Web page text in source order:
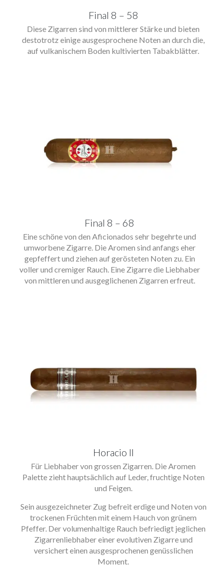
Final 8 – 58
Diese Zigarren sind von mittlerer Stärke und bieten
destotrotz einige ausgesprochene Noten an durch die,
auf vulkanischem Boden kultivierten Tabakblätter.
Final 8 – 68
Eine schöne von den Aficionados sehr begehrte und
umworbene Zigarre. Die Aromen sind anfangs eher
gepfeffert und ziehen auf gerösteten Noten zu. Ein
voller und cremiger Rauch. Eine Zigarre die Liebhaber
von mittleren und ausgeglichenen Zigarren erfreut.
Horacio II
Für Liebhaber von grossen Zigarren. Die Aromen
Palette zieht hauptsächlich auf Leder, fruchtige Noten
und Feigen.
Sein ausgezeichneter Zug befreit erdige und Noten von
trockenen Früchten mit einem Hauch von grünem
Pfeffer. Der volumenhaltige Rauch befriedigt jeglichen
Zigarrenliebhaber einer evolutiven Zigarre und
versichert einen ausgesprochenen genüsslichen
Moment.